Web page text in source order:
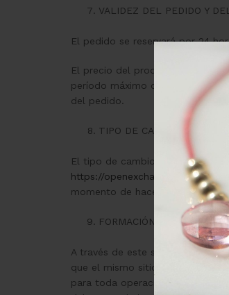
VALIDEZ DEL PEDIDO Y
El pedido se reservará por 24
El precio del producto
período máximo de 24 horas
del pedido.
TIPO DE CAMBIO USADO
El tipo de cambio usado en la
https://openexchangerates.org/.
momento de hacer la compra y
FORMACIÓN DEL
A través de este sitio Web la
que el mismo sitio ofrece para
para toda operación que se